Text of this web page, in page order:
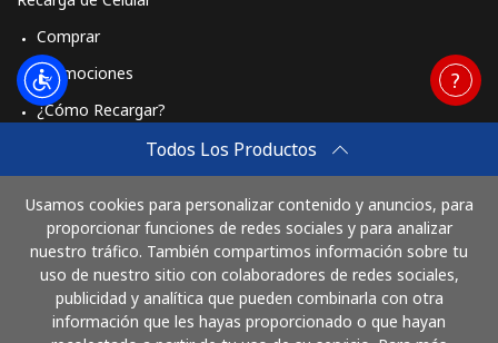
Todos Los Productos
Usamos cookies para personalizar contenido y anuncios, para
proporcionar funciones de redes sociales y para analizar
nuestro tráfico. También compartimos información sobre tu
uso de nuestro sitio con colaboradores de redes sociales,
publicidad y analítica que pueden combinarla con otra
información que les hayas proporcionado o que hayan
Comprar
Promociones
¿Cómo Recargar?
Comprar
Cómo funciona
Paga con